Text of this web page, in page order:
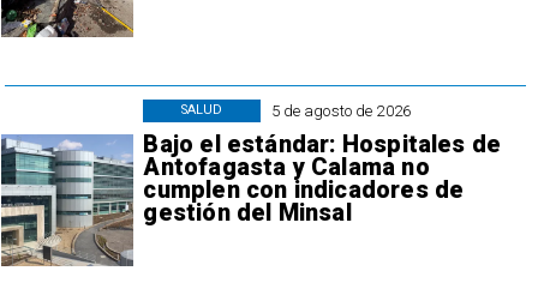
5 de agosto de 2026
Bajo el estándar: Hospitales de
Antofagasta y Calama no
cumplen con indicadores de
gestión del Minsal
SALUD